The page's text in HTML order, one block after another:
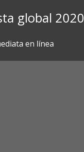
global 2020
en línea